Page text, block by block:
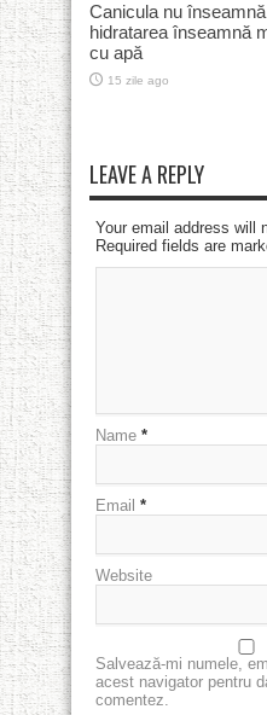
Canicula nu
hidratarea înseamnă
cu apă
15 zile ago
LEAVE A REPLY
Your email address will
Required fields are
Name *
Email *
Website
Salvează-mi numele,
acest navigator pentru
comentez.